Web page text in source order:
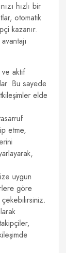
hızlı bir
otomatik
kazanır.
aktif
Bu sayede
elde
etme,
uygun
göre